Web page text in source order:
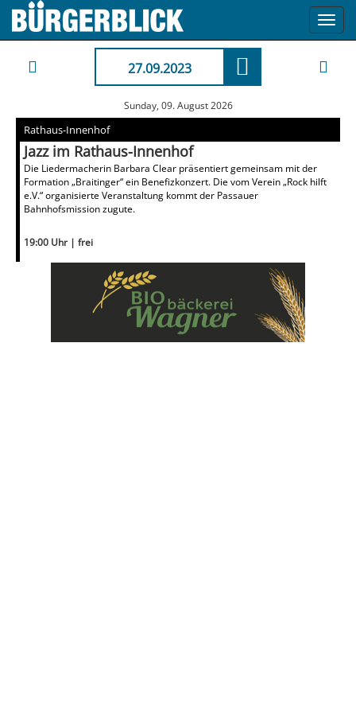
27.09.2023
Sunday, 09. August 2026
Rathaus-Innenhof
Jazz im Rathaus-Innenhof
Die Liedermacherin Barbara Clear präsentiert gemeinsam mit der
Formation „Braitinger“ ein Benefizkonzert. Die vom Verein „Rock hilft
e.V.“ organisierte Veranstaltung kommt der Passauer
Bahnhofsmission zugute.
19:00 Uhr | frei